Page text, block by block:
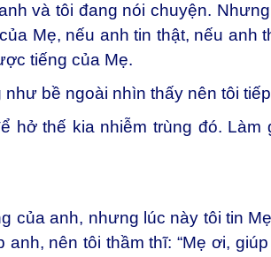
và tôi đang nói chuyện.
Mẹ, nếu anh tin thật, nếu anh
tiếng của Mẹ.
bề ngoài nhìn thấy nên tôi
hở thế kia nhiễm trùng đó. Làm
của anh, nhưng lúc này tôi tin
nên tôi thầm thĩ: “Mẹ ơi,